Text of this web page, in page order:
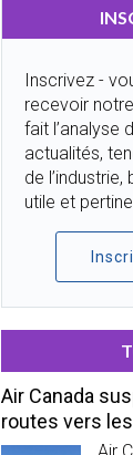
Inscrivez -
recevoir
fait l’analyse
actualités,
de
utile et
Air Canada
routes vers